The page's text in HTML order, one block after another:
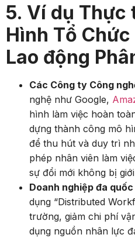
5. Ví dụ Thực
Hình Tổ
Lao động
Các Công ty Công
nghệ như Google,
hình làm việc hoàn
dựng thành công mô
để thu hút và duy trì
phép nhân viên làm
sự đổi mới không bị
Doanh nghiệp đa quốc
dụng “Distributed
trường, giảm chi phí
dụng nguồn nhân lực